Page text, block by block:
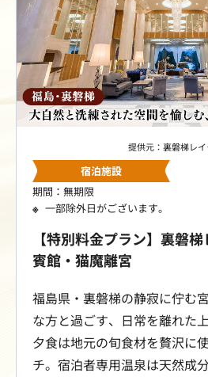
提供元：裏磐梯レ
宿泊施設
期間：無期限
一部除外日がございます。
【特別料金プラン】裏磐
賓館・猫魔離宮
福島県・裏磐梯の静寂に佇む
な方と過ごす、日常を離れた
夕食は地元の旬食材を贅沢に
チ。宿泊者専用温泉は天然成